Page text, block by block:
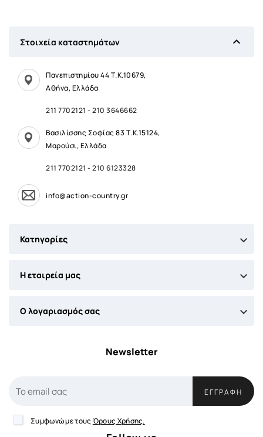
Στοιχεία καταστημάτων 
Πανεπιστημίου 44 Τ.Κ.10679,
Αθήνα, Ελλάδα
211 7702121 -210 3646662
Βασιλίσσης Σοφίας 83 Τ.Κ.15124,
Μαρούσι, Ελλάδα
211 7702121 -210 6123328
info@action-country.gr
Κατηγορίες 
Η εταιρεία μας 
Ο λογαριασμός σας 
Newsletter
ΕΓΓΡΑΦΉ
Συμφωνώ με τους Όρους Χρήσης.